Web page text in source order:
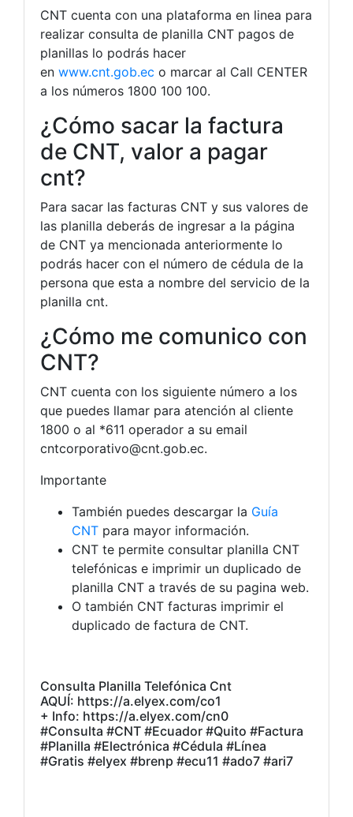
CNT cuenta con una plataforma en linea para
realizar consulta de planilla CNT pagos de
planillas lo podrás hacer
en www.cnt.gob.ec o marcar al Call CENTER
a los números 1800 100 100.
¿Cómo sacar la factura
de CNT, valor a pagar
cnt?
Para sacar las facturas CNT y sus valores de
las planilla deberás de ingresar a la página
de CNT ya mencionada anteriormente lo
podrás hacer con el número de cédula de la
persona que esta a nombre del servicio de la
planilla cnt.
¿Cómo me comunico con
CNT?
CNT cuenta con los siguiente número a los
que puedes llamar para atención al cliente
1800 o al *611 operador a su email
cntcorporativo@cnt.gob.ec.
Importante
También puedes descargar la Guía
CNT para mayor información.
CNT te permite consultar planilla CNT
telefónicas e imprimir un duplicado de
planilla CNT a través de su pagina web.
O también CNT facturas imprimir el
duplicado de factura de CNT.
Consulta Planilla Telefónica Cnt
AQUÍ: https://a.elyex.com/co1
+ Info: https://a.elyex.com/cn0
#Consulta #CNT #Ecuador #Quito #Factura
#Planilla #Electrónica #Cédula #Línea
#Gratis #elyex #brenp #ecu11 #ado7 #ari7